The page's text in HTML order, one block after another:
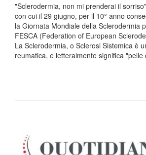
"Sclerodermia, non mi prenderai il
con cui il 29 giugno, per il 10° anno
la Giornata Mondiale della Sclerodermia
FESCA (Federation of European
La Sclerodermia, o Sclerosi Sistemica è
reumatica, e letteralmente significa "pelle